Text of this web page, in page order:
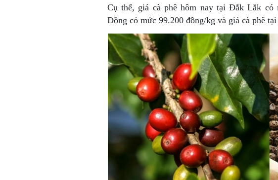
Cụ thể, giá cà phê hôm nay tại Đắk Lắk có
Đồng có mức 99.200 đồng/kg và giá cà phê